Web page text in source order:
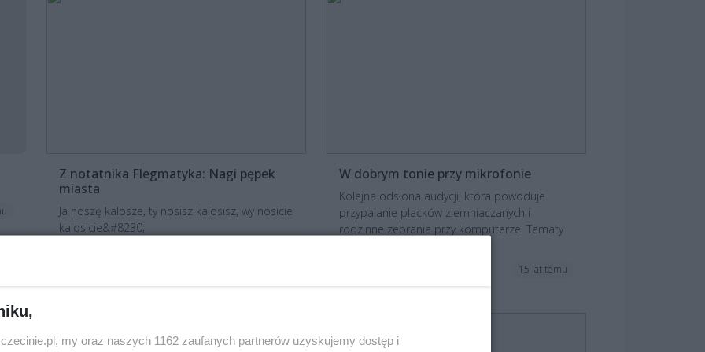
Z notatnika Flegmatyka: Nagi pępek
miasta
Ja noszę kalosze, ty nosisz kalosisz, wy nosicie
kalosicie&#8230;
W dobrym tonie przy mikrofonie
Kolejna odsłona audycji, która powoduje
przypalanie placków ziemniaczanych i
rodzinne zebrania przy komputerze. Tematy
15 lat temu
my oraz naszych 1162 zaufanych partnerów uzyskujemy dostęp i